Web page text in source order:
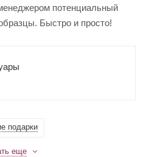
потенциальный
Быстро и просто!
подарки
еще